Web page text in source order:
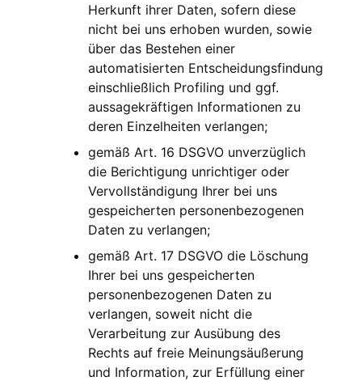
Herkunft ihrer Daten, sofern diese
nicht bei uns erhoben wurden, sowie
über das Bestehen einer
automatisierten Entscheidungsfindung
einschließlich Profiling und ggf.
aussagekräftigen Informationen zu
deren Einzelheiten verlangen;
gemäß Art. 16 DSGVO unverzüglich
die Berichtigung unrichtiger oder
Vervollständigung Ihrer bei uns
gespeicherten personenbezogenen
Daten zu verlangen;
gemäß Art. 17 DSGVO die Löschung
Ihrer bei uns gespeicherten
personenbezogenen Daten zu
verlangen, soweit nicht die
Verarbeitung zur Ausübung des
Rechts auf freie Meinungsäußerung
und Information, zur Erfüllung einer